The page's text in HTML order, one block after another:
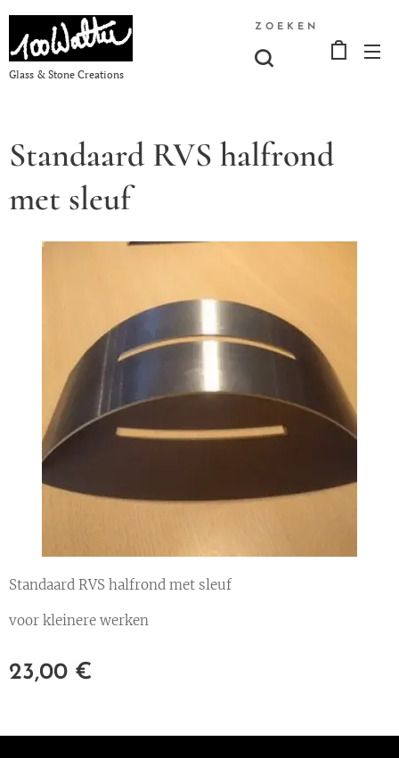
Glass & Stone Creations
ZOEKEN
Standaard RVS halfrond
met sleuf
Standaard RVS halfrond met sleuf
voor kleinere werken
23,00 €